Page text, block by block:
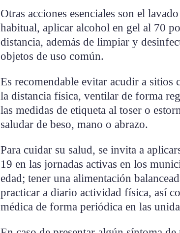
Otras acciones esenciales son el
habitual, aplicar alcohol en gel al 70
distancia, además de limpiar y
objetos de uso común.
Es recomendable evitar acudir a sitios
la distancia física, ventilar de forma
las medidas de etiqueta al toser o
saludar de beso, mano o abrazo.
Para cuidar su salud, se invita a
19 en las jornadas activas en los
edad; tener una alimentación
practicar a diario actividad física, así
médica de forma periódica en las